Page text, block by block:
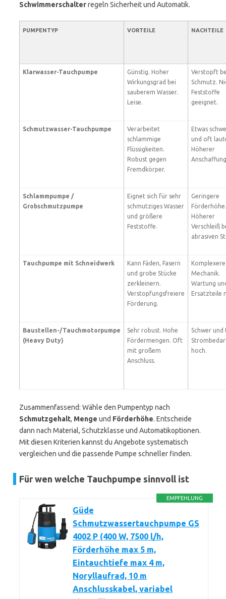
Schwimmerschalterregeln Sicherheit und Automatik.
PUMPENTYP VORTEILE NACHTEILE
Klarwasser-Tauchpumpe
Günstig. Hoher
Wirkungsgrad bei
sauberem Wasser.
Leise.
Verstopft
Schmutz.
Feststoffe
geeignet.
Schmutzwasser-Tauchpumpe
Verarbeitet
schlammige
Flüssigkeiten.
Robust gegen
Fremdkörper.
Etwas
und oft
Höherer
Schlammpumpe /
Grobschmutzpumpe
Eignet sich für sehr
schmutziges Wasser
und größere
Feststoffe.
Geringere
Förderhöhe.
Höherer
Verschleiß
abrasiven
Tauchpumpe mit Schneidwerk
Kann Fäden, Fasern
und grobe Stücke
zerkleinern.
Verstopfungsfreiere
Förderung.
Komplexere
Mechanik.
Wartung
Ersatzteile
Baustellen-/Tauchmotorpumpe
(Heavy Duty)
Sehr robust. Hohe
Fördermengen. Oft
mit großem
Anschluss.
Schwer und
hoch.
Zusammenfassend: Wähle den Pumpentyp nach
Schmutzgehalt, Menge und Förderhöhe. Entscheide
dann nach Material, Schutzklasse und Automatikoptionen.
Mit diesen Kriterien kannst du Angebote systematisch
vergleichen und die passende Pumpe schneller finden.
Für wen welche Tauchpumpe sinnvoll ist
EMPFEHLUNG
Güde
Schmutzwassertauchpumpe GS
4002 P (400 W, 7500 l/h,
Förderhöhe max 5 m,
Eintauchtiefe max 4 m,
Noryllaufrad, 10 m
Anschlusskabel, variabel